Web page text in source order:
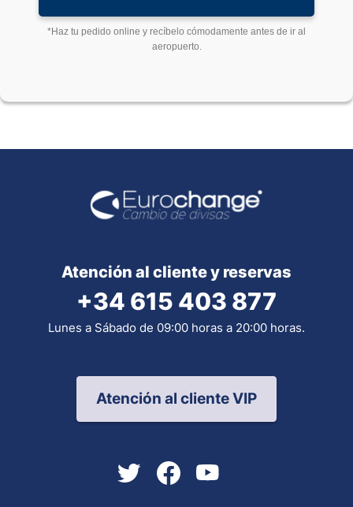
*Haz tu pedido online y recíbelo cómodamente antes de ir al
aeropuerto.
Atención al cliente y reservas
+34 615 403 877
Lunes a Sábado de 09:00 horas a 20:00 horas.
Atención al cliente VIP